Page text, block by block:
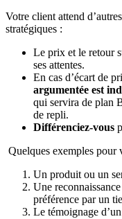
Votre client attend
stratégiques :
Le prix et le retour
ses attentes.
En cas d’écart de
argumentée est
qui servira de plan
de repli.
Différenciez-vous
Quelques exemples pour
Un produit ou un
Une
préférence par un
Le témoignage